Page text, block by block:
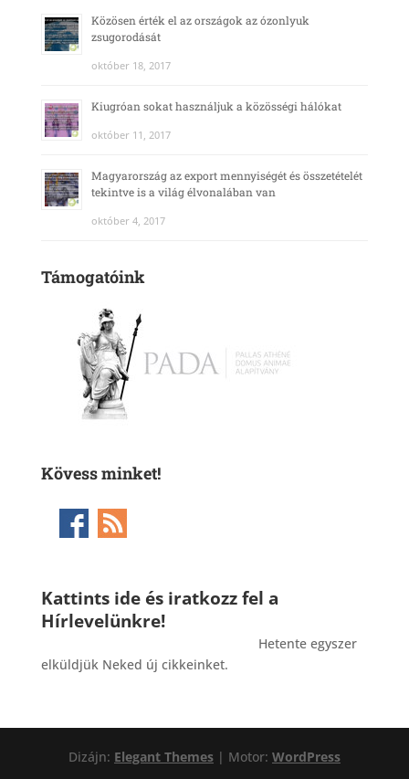
Közösen érték el az országok az ózonlyuk
zsugorodását
október 18, 2017
Kiugróan sokat használjuk a közösségi hálókat
október 11, 2017
Magyarország az export mennyiségét és összetételét
tekintve is a világ élvonalában van
október 4, 2017
Támogatóink
Kövess minket!
Kattints ide és iratkozz fel a
Hírlevelünkre!
Hetente egyszer
elküldjük Neked új cikkeinket.
Dizájn: Elegant Themes| Motor: WordPress